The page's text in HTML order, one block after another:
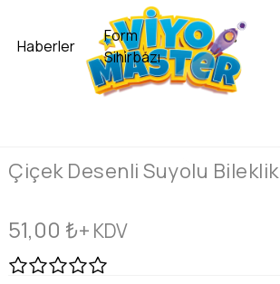
Çiçek Desenli Suyolu Bileklik
51,00 ₺+ KDV
Haberler
Form
Sihirbazı